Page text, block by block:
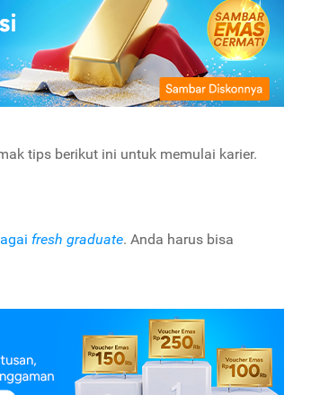
tips berikut ini untuk memulai karier.
fresh graduate. Anda harus bisa